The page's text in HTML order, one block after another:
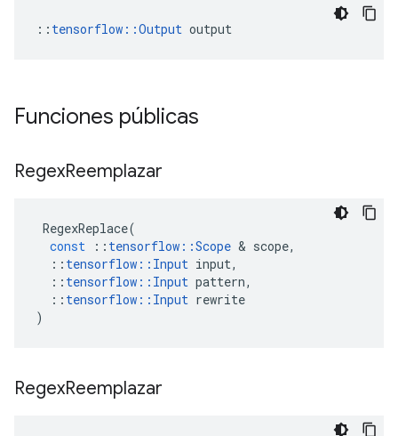
:: tensorflow::Output output
Funciones públicas
RegexReemplazar
RegexReplace(
const
:: tensorflow ::Scope & scope,
:: tensorflow :: Input input,
:: tensorflow :: Input pattern,
:: tensorflow :: Input rewrite
)
RegexReemplazar